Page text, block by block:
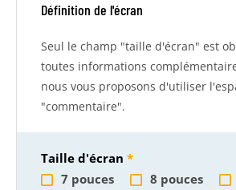
Définition de l'écran
Seul le champ "taille d'écran" est
toutes informations
nous vous proposons d'utiliser
"commentaire".
Taille d'écran
7 pouces
8 pouces